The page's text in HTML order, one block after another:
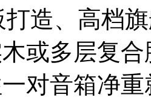
造、高档
或多层复
对音箱净